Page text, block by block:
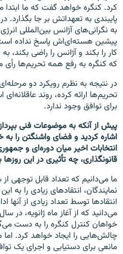
کرد. کنگره خواهد گفت که ما ابتدا
پایبندی به تعهداتش بر جا بگذارد.
به نگرانی‌های آژانس بین‌المللی
پیشین هسته‌ای‌اش پاسخ نداده
کار را بکند و آژانس را راضی بکند،
که کنگره به رفع همه تحریم‌ها
در نتیجه به نظرم رویکرد دو
تحریم‌ها ارائه کرده، روند
برای توافق وجود ندارد.
پیش از آنکه به موضوعات فنی
اشاره کردید و فضای واشنگتن را
انتخابات اخیر میان دوره‌ای و
قانونگذاری، چه تأثیری در این روزها
ما می‌دانیم که تعداد قابل توجهی
نمایندگان، انتقادهای زیادی را به
انتقادها توسط تعداد زیادی از
می‌دانید که از آغاز ماه ژانویه، در
خواهان کنترل کنگره را به دست
چالش‌هایی را ایجاد خواهد کرد.
مانعی برای دستیابی و اجرای یک